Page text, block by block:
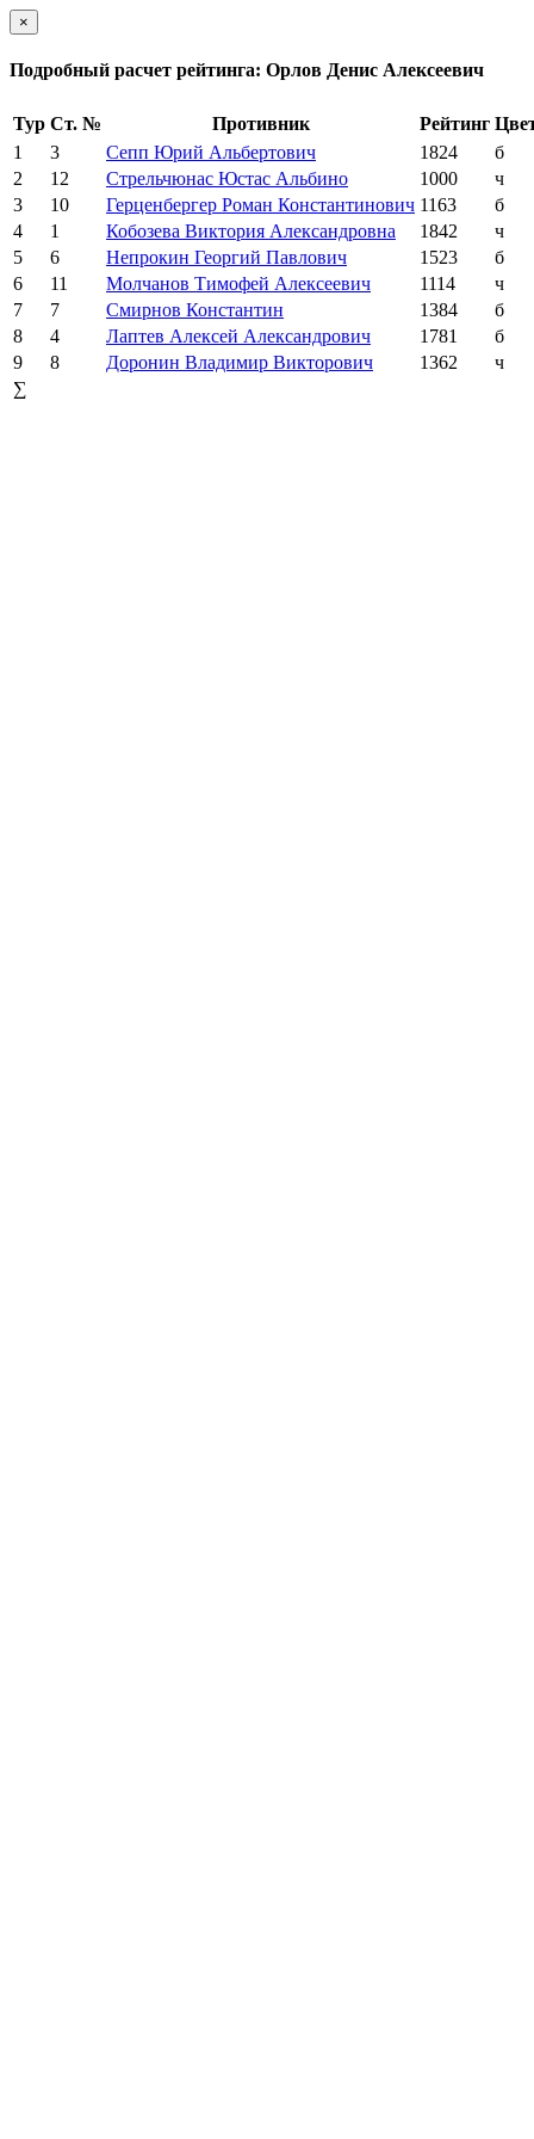
×
Подробный расчет рейтинга: Орлов Денис Алексеевич
Тур Ст. № Противник Рейтинг
1
3 Сепп Юрий Альбертович 1824
б
2
12 Стрельчюнас Юстас Альбино 1000
ч
3
10 Герценбергер Роман Константинович 1163
б
4
1 Кобозева Виктория Александровна 1842
ч
5
6 Непрокин Георгий Павлович 1523
б
6
11 Молчанов Тимофей Алексеевич 1114
ч
7
7 Смирнов Константин 1384
б
8
4 Лаптев Алексей Александрович 1781
б
9
8 Доронин Владимир Викторович 1362
ч
∑